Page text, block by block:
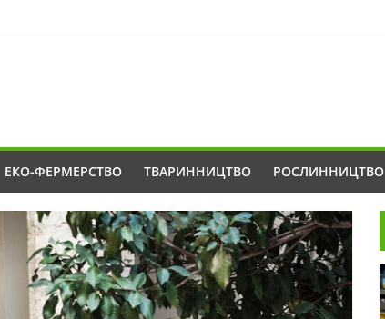
ЕКО-ФЕРМЕРСТВО ТВАРИННИЦТВО РОСЛИННИЦТВО